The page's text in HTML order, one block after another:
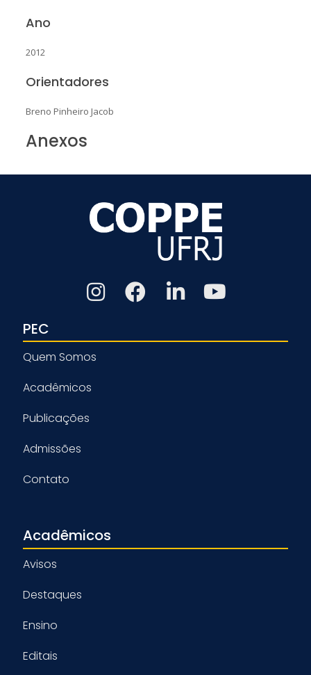
Ano
2012
Orientadores
Breno Pinheiro Jacob
Anexos
PEC
Quem Somos
Acadêmicos
Publicações
Admissões
Contato
Acadêmicos
Avisos
Destaques
Ensino
Editais